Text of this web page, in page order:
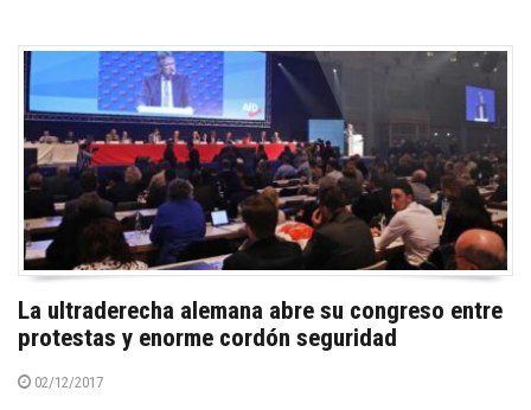
La ultraderecha alemana abre su congreso entre
protestas y enorme cordón seguridad
02/12/2017